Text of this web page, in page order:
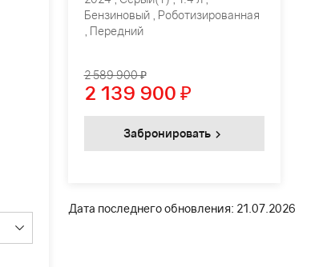
Бензиновый , Роботизированная
, Передний
2 589 900 ₽
2 139 900 ₽
Забронировать
Дата последнего обновления: 21.07.2026